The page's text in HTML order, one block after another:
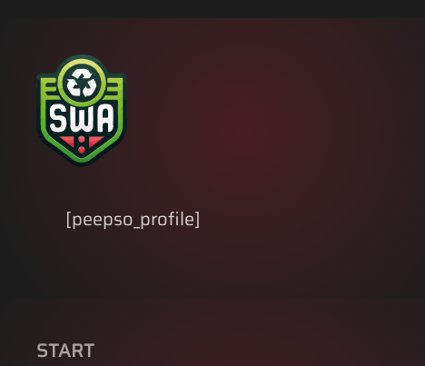
Skip to main content
[peepso_profile]
START